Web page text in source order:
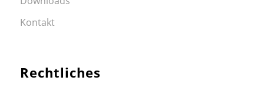
Kontakt
Rechtliches